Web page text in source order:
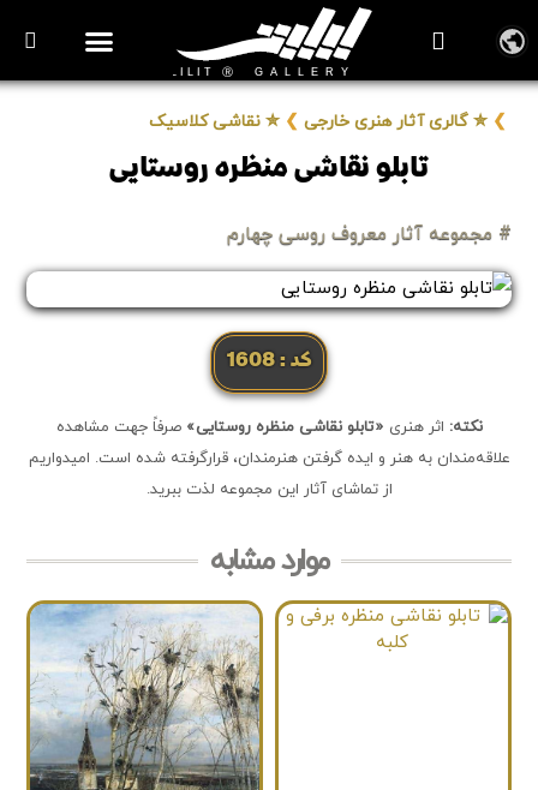
❯ ✮ گالری آثار هنری خارجی ❯ ✮ نقاشی کلاسیک
تابلو نقاشی منظره روستایی
# مجموعه آثار معروف روسی چهارم
کد: 1608
نکته: اثر هنری «تابلو نقاشی منظره روستایی» صرفاً جهت مشاهده
علاقه‌مندان به هنر و ایده گرفتن هنرمندان، قرارگرفته شده است. امیدواریم
از تماشای آثار این مجموعه لذت ببرید.
موارد مشابه